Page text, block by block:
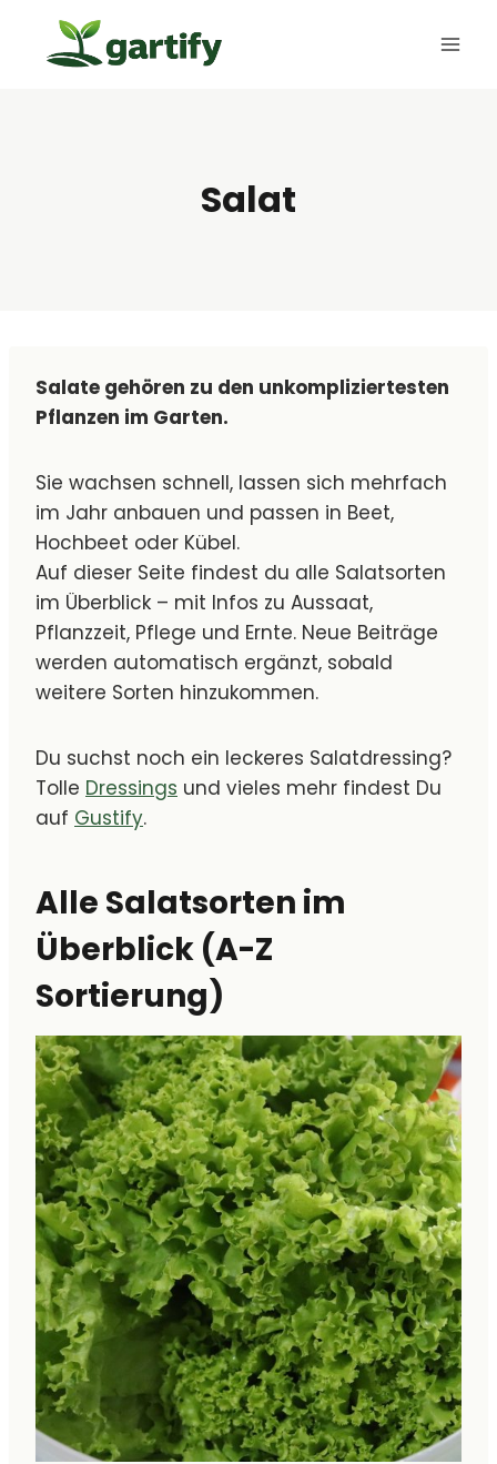
springen
Salat
Salate gehören zu den unkompliziertesten
Pflanzen im Garten.
Sie wachsen schnell, lassen sich mehrfach
im Jahr anbauen und passen in Beet,
Hochbeet oder Kübel.
Auf dieser Seite findest du alle Salatsorten
im Überblick – mit Infos zu Aussaat,
Pflanzzeit, Pflege und Ernte. Neue Beiträge
werden automatisch ergänzt, sobald
weitere Sorten hinzukommen.
Du suchst noch ein leckeres Salatdressing?
Tolle Dressings und vieles mehr findest Du
auf Gustify.
Alle Salatsorten im
Überblick (A-Z
Sortierung)